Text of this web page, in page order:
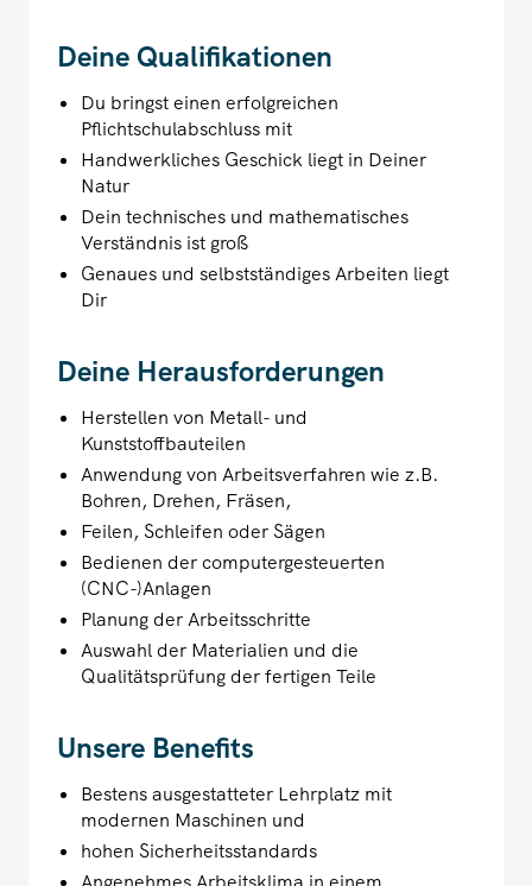
Deine Qualifikationen
Du bringst einen erfolgreichen
Pflichtschulabschluss mit
Handwerkliches Geschick liegt in Deiner
Natur
Dein technisches und mathematisches
Verständnis ist groß
Genaues und selbstständiges Arbeiten liegt
Dir
Deine Herausforderungen
Herstellen von Metall- und
Kunststoffbauteilen
Anwendung von Arbeitsverfahren wie z.B.
Bohren, Drehen, Fräsen,
Feilen, Schleifen oder Sägen
Bedienen der computergesteuerten
(CNC-)Anlagen
Planung der Arbeitsschritte
Auswahl der Materialien und die
Qualitätsprüfung der fertigen Teile
Unsere Benefits
Bestens ausgestatteter Lehrplatz mit
modernen Maschinen und
hohen Sicherheitsstandards